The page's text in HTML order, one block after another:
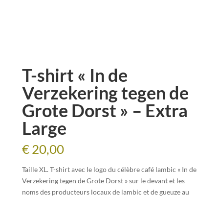
T-shirt « In de
Verzekering tegen de
Grote Dorst » – Extra
Large
€20,00
Taille XL. T-shirt avec le logo du célèbre café lambic « In de
Verzekering tegen de Grote Dorst » sur le devant et les
noms des producteurs locaux de lambic et de gueuze au